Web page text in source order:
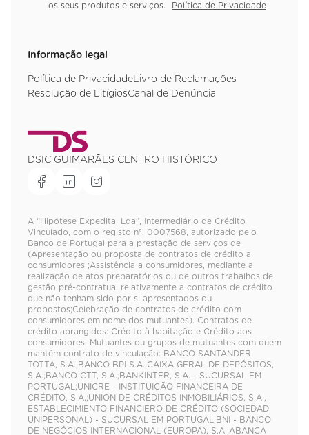
os seus produtos e serviços.
Política de Privacidade
Informação legal
Política de Privacidade Livro de Reclamações
Resolução de LitígiosCanal de Denúncia
DSIC GUIMARÃES CENTRO HISTÓRICO
A “Hipótese Expedita, Lda”, Intermediário de Crédito
Vinculado, com o registo nº. 0007568, autorizado pelo
Banco de Portugal para a prestação de serviços de
(Apresentação ou proposta de contratos de crédito a
consumidores ;Assistência a consumidores, mediante a
realização de atos preparatórios ou de outros trabalhos de
gestão pré-contratual relativamente a contratos de crédito
que não tenham sido por si apresentados ou
propostos;Celebração de contratos de crédito com
consumidores em nome dos mutuantes). Contratos de
crédito abrangidos: Crédito à habitação e Crédito aos
consumidores. Mutuantes ou grupos de mutuantes com quem
mantém contrato de vinculação: BANCO SANTANDER
TOTTA, S.A.;BANCO BPI S.A.;CAIXA GERAL DE DEPÓSITOS,
S.A.;BANCO CTT, S.A.;BANKINTER, S.A. - SUCURSAL EM
PORTUGAL;UNICRE - INSTITUIÇÃO FINANCEIRA DE
CRÉDITO, S.A.;UNION DE CRÉDITOS INMOBILIÁRIOS, S.A.,
ESTABLECIMIENTO FINANCIERO DE CRÉDITO (SOCIEDAD
UNIPERSONAL) - SUCURSAL EM PORTUGAL;BNI - BANCO
DE NEGÓCIOS INTERNACIONAL (EUROPA), S.A.;ABANCA